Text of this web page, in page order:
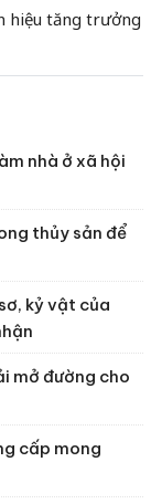
hiệu tăng trưởng
nhà ở xã hội
thủy sản để
kỷ vật của
mở đường cho
cấp mong